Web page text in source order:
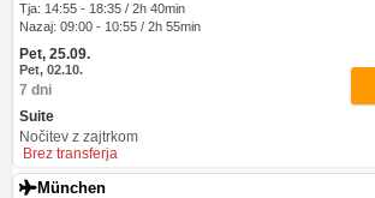
Tja: 14:55 - 18:35 / 2h 40min
Nazaj: 09:00 - 10:55 / 2h 55min
Pet, 25.09.
Pet, 02.10.
7 dni
Suite
Nočitev z zajtrkom
Brez transferja
München